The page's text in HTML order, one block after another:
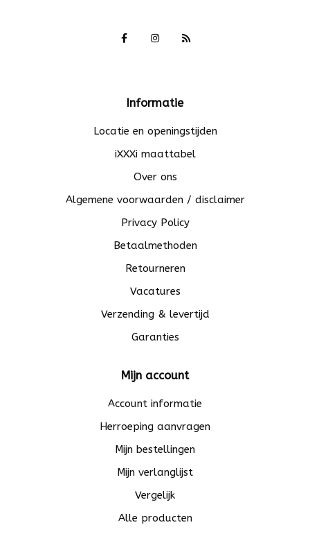
Informatie
Locatie en openingstijden
iXXXi maattabel
Over ons
Algemene voorwaarden / disclaimer
Privacy Policy
Betaalmethoden
Retourneren
Vacatures
Verzending & levertijd
Garanties
Mijn account
Account informatie
Herroeping aanvragen
Mijn bestellingen
Mijn verlanglijst
Vergelijk
Alle producten